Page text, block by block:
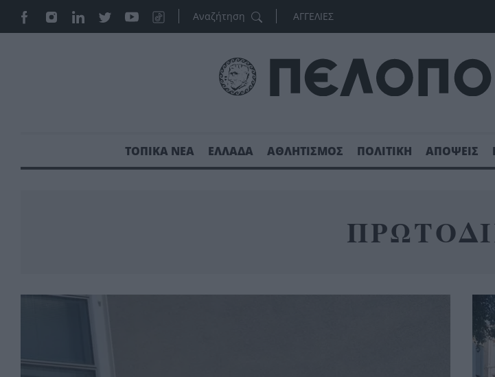
ΑΓΓΕΛΙΕΣ
ΤΟΠΙΚΑ ΝΕΑ ΕΛΛΑΔΑ ΑΘΛΗΤΙΣΜΟΣ ΠΟΛΙΤΙΚΗ ΑΠΟΨΕΙΣ